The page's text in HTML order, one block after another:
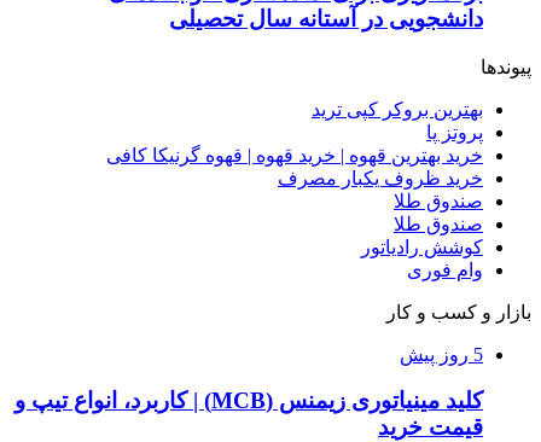
دانشجویی در آستانه سال تحصیلی
پیوندها
بهترین بروکر کپی ترید
پروتز پا
خرید بهترین قهوه | خرید قهوه | قهوه گرنیکا کافی
خرید ظروف یکبار مصرف
صندوق طلا
صندوق طلا
کوشش رادیاتور
وام فوری
بازار و کسب و کار
5 روز پیش
کلید مینیاتوری زیمنس (MCB) | کاربرد، انواع تیپ و
قیمت خرید